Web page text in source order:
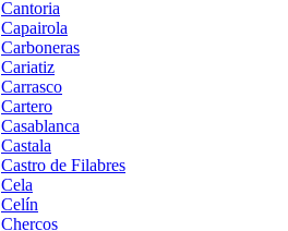
Cantoria
Capairola
Carboneras
Cariatiz
Carrasco
Cartero
Casablanca
Castala
Castro de Filabres
Cela
Celín
Chercos